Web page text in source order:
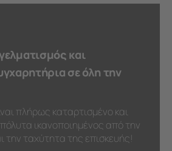
και
σε όλη την
πλήρως καταρτισμένο και
ικανοποιημένος από την
την ταχύτητα της επισκευής!